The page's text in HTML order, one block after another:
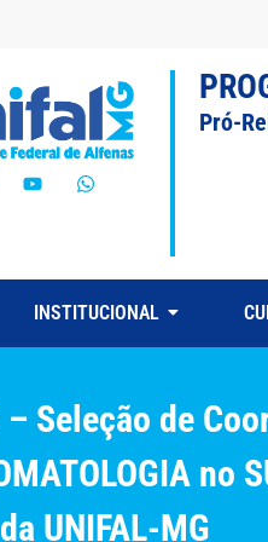
Pró-
INSTITUCIONAL
Seleção de
UNIFAL-MG